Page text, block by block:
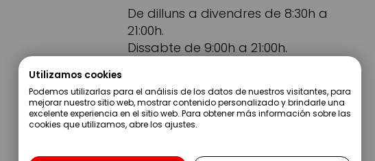
De dilluns a divendres de 8:30h a
21:00h.
Dissabte de 9:00h a 21:00h.
Utilizamos cookies
Podemos utilizarlas para el análisis de los datos de nuestros visitantes, para
mejorar nuestro sitio web, mostrar contenido personalizado y brindarle una
excelente experiencia en el sitio web. Para obtener más información sobre las
cookies que utilizamos, abre los ajustes.